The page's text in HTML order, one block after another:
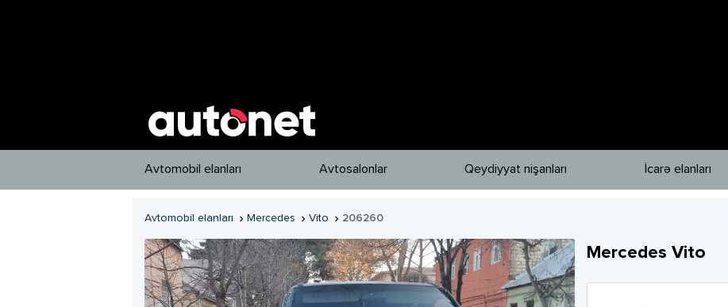
Avtomobil elanları Avtosalonlar Qeydiyyat nişanları İcarə elanları
Avtomobil elanları  Mercedes  Vito  206260
Mercedes Vito